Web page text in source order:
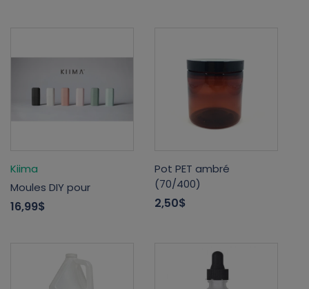
Kiima
Moules DIY pour
16,99$
Pot PET ambré
(70/400)
2,50$